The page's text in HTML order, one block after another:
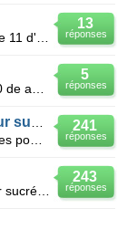
13
réponses
5
réponses
241
réponses
243
réponses